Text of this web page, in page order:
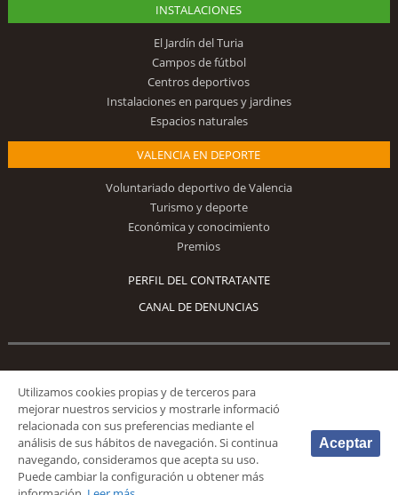
INSTALACIONES
El Jardín del Turia
Campos de fútbol
Centros deportivos
Instalaciones en parques y jardines
Espacios naturales
VALENCIA EN DEPORTE
Voluntariado deportivo de Valencia
Turismo y deporte
Económica y conocimiento
Premios
PERFIL DEL CONTRATANTE
CANAL DE DENUNCIAS
Síguenos
© 2026 Fundación Deportiva Municipal Valencia |AVISO LEGAL
Utilizamos cookies propias y de terceros para
mejorar nuestros servicios y mostrarle informació
relacionada con sus preferencias mediante el
análisis de sus hábitos de navegación. Si continua
navegando, consideramos que acepta su uso.
Puede cambiar la configuración u obtener más
Aceptar